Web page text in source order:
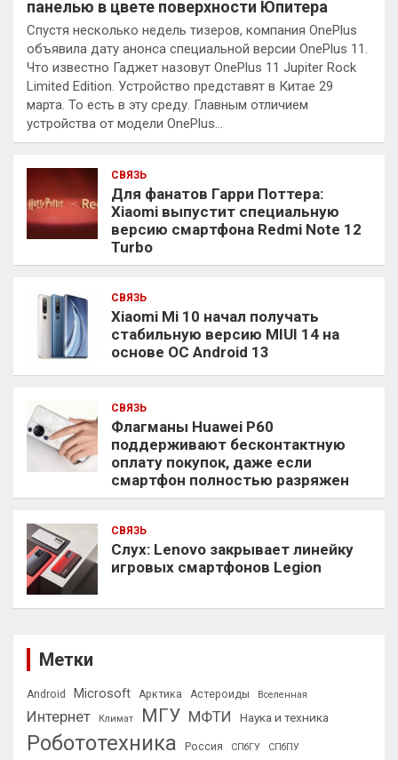
панелью в цвете поверхности Юпитера
Спустя несколько недель тизеров, компания OnePlus
объявила дату анонса специальной версии OnePlus 11.
Что известно Гаджет назовут OnePlus 11 Jupiter Rock
Limited Edition. Устройство представят в Китае 29
марта. То есть в эту среду. Главным отличием
устройства от модели OnePlus…
СВЯЗЬ
Для фанатов Гарри Поттера:
Xiaomi выпустит специальную
версию смартфона Redmi Note 12
Turbo
СВЯЗЬ
Xiaomi Mi 10 начал получать
стабильную версию MIUI 14 на
основе ОС Android 13
СВЯЗЬ
Флагманы Huawei P60
поддерживают бесконтактную
оплату покупок, даже если
смартфон полностью разряжен
СВЯЗЬ
Слух: Lenovo закрывает линейку
игровых смартфонов Legion
Метки
Android Microsoft Арктика Астероиды Вселенная
Интернет Климат МГУ МФТИ Наука и техника
Робототехника Россия СПбГУ СПбПУ